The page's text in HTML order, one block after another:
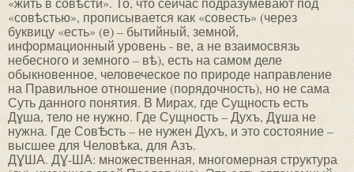
«совѣстью», прописывается как «совесть» (через
буквицу «есть» (е) – бытийный, земной,
информационный уровень - ве, а не взаимосвязь
небесного и земного – вѣ), есть на самом деле
обыкновенное, человеческое по природе направление
на Правильное отношение (порядочность), но не сама
Суть данного понятия. В Мирах, где Сущность есть
Дɣша, тело не нужно. Где Сущность – Духъ, Дɣша не
нужна. Где СовѢсть – не нужен Духъ, и это состояние –
высшее для Человѣка, для Азъ.
ДƔША. ДƔ-ША: множественная, многомерная структура